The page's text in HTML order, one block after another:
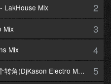
LakHouse Mix 2
Mix 3
Mix 4
【172Mix独家】王一佳 - 就在那个转角(DjKason Electro Mix国语女) 5